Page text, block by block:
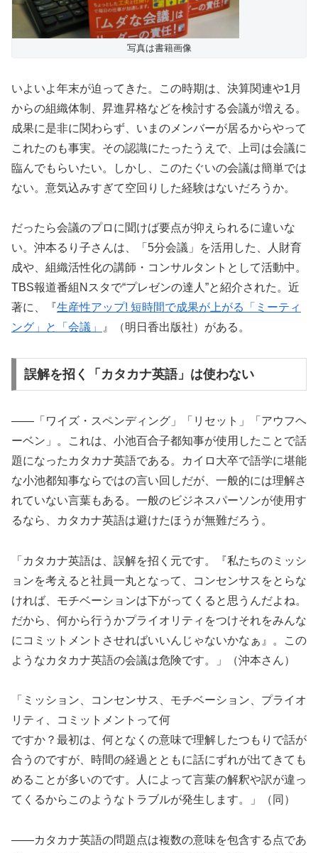
写真は書籍画像
いよいよ年末が迫ってきた。この時期は、決算関連や1月
からの組織体制、昇進昇格などを検討する会議が増える。
成果に是非に関わらず、いまのメンバーが居るからやって
これたのも事実。その認識にたったうえで、上司は会議に
臨んでもらいたい。しかし、このたぐいの会議は簡単では
ない。意気込みすぎて空回りした経験はないだろうか。
だったら会議のプロに聞けば要点が抑えられるに違いな
い。沖本るり子さんは、「5分会議」を活用した、人財育
成や、組織活性化の講師・コンサルタントとして活動中。
TBS報道番組Nスタで“プレゼンの達人”と紹介された。近
著に、『生産性アップ! 短時間で成果が上がる「ミーティ
ング」と「会議」
』（明日香出版社）がある。
誤解を招く「カタカナ英語」は使わない
――「ワイズ・スペンディング」「リセット」「アウフヘ
ーベン」。これは、小池百合子都知事が使用したことで話
題になったカタカナ英語である。カイロ大卒で語学に堪能
な小池都知事ならではの言い回しだが、一般的には理解さ
れていない言葉もある。一般のビジネスパーソンが使用す
るなら、カタカナ英語は避けたほうが無難だろう。
「カタカナ英語は、誤解を招く元です。『私たちのミッシ
ョンを考えると社員一丸となって、コンセンサスをとらな
ければ、モチベーションは下がってくると思うんだよね。
だから、何から行うかプライオリティをつけそれをみんな
にコミットメントさせればいいんじゃないかなぁ』。この
ようなカタカナ英語の会議は危険です。」（沖本さん）
「ミッション、コンセンサス、モチベーション、プライオ
リティ、コミットメントって何
ですか？最初は、何となくの意味で理解したつもりで話が
合うのですが、時間の経過とともに話にずれが出てきても
めることが多いのです。人によって言葉の解釈や訳が違っ
てくるからこのようなトラブルが発生します。」（同）
――カタカナ英語の問題点は複数の意味を包含する点であ